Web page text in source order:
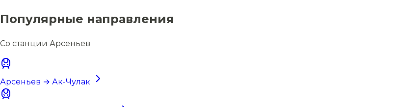
Популярные направления
Со станции Арсеньев
Арсеньев → Ак-Чулак